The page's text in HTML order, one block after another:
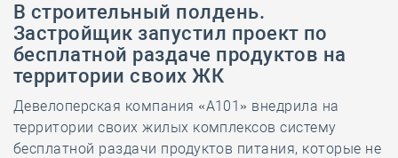
В строительный полдень.
Застройщик запустил проект по
бесплатной раздаче продуктов на
территории своих ЖК
Девелоперская компания «А101» внедрила на
территории своих жилых комплексов систему
бесплатной раздачи продуктов питания, которые не